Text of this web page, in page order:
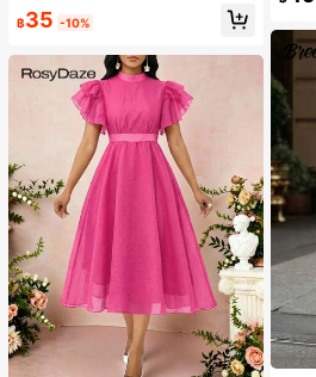
ดินทาง งานแต่งงาน ปาร์ตี้ วันเกิด ของ
เกือบหมดแล้ว!
เกือบหมดแล้ว!
#1 ขายดี
ใน โบโฮ ต่างหูผู้หญิง
เกือบหมดแล้ว!
฿35 -10%